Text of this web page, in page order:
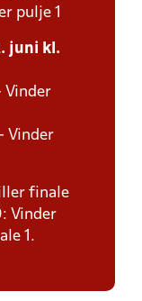
pulje 1
juni kl.
Vinder
Vinder
finale
Vinder
1.